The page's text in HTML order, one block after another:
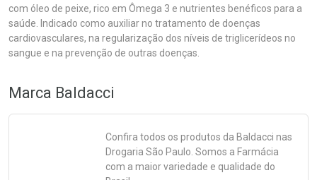
com óleo de peixe, rico em Ômega 3 e nutrientes benéficos para a
saúde. Indicado como auxiliar no tratamento de doenças
cardiovasculares, na regularização dos níveis de triglicerídeos no
sangue e na prevenção de outras doenças.
Marca Baldacci
Confira todos os produtos da Baldacci nas
Drogaria São Paulo. Somos a Farmácia
com a maior variedade e qualidade do